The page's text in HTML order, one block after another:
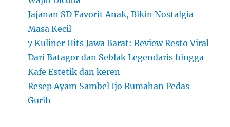
Jajanan SD Favorit Anak, Bikin Nostalgia
Masa Kecil
7 Kuliner Hits Jawa Barat: Review Resto Viral
Dari Batagor dan Seblak Legendaris hingga
Kafe Estetik dan keren
Resep Ayam Sambel Ijo Rumahan Pedas
Gurih